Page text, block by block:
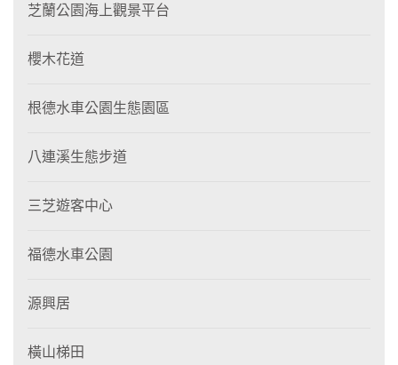
芝蘭公園海上觀景平台
櫻木花道
根德水車公園生態園區
八連溪生態步道
三芝遊客中心
福德水車公園
源興居
橫山梯田